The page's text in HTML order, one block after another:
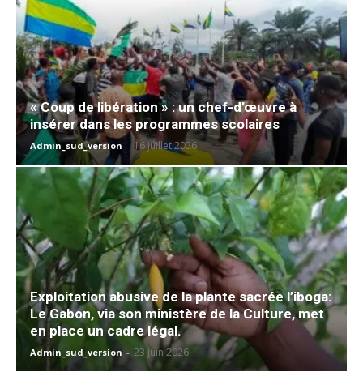
« Coup de libération » : un chef-d’œuvre à
insérer dans les programmes scolaires
Admin_sud_version - 16 juillet 2026
Exploitation abusive de la plante sacrée l’iboga:
Le Gabon, via son ministère de la Culture, met
en place un cadre légal.
Admin_sud_version - 23 juin 2026